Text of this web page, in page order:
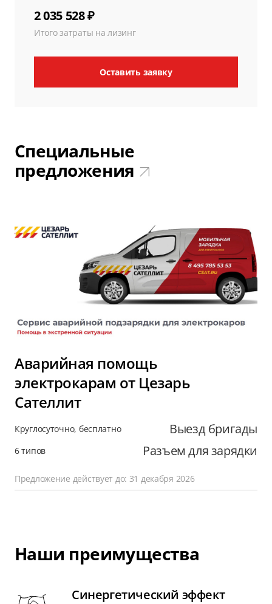
2 035 528 ₽
Итого затраты на лизинг
Оставить заявку
Специальные
предложения
Аварийная помощь
электрокарам от Цезарь
Сателлит
Круглосуточно, бесплатно Выезд бригады
6 типов Разъем для зарядки
Предложение действует до: 31 декабря 2026
Наши преимущества
Синергетический эффект